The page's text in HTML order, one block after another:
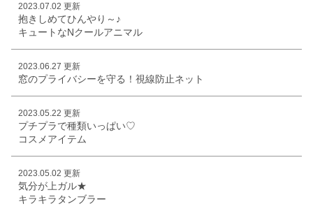
2023.07.02 更新
抱きしめてひんやり～♪
キュートなNクールアニマル
2023.06.27 更新
窓のプライバシーを守る！視線防止ネット
2023.05.22 更新
プチプラで種類いっぱい♡
コスメアイテム
2023.05.02 更新
気分が上ガル★
キラキラタンブラー